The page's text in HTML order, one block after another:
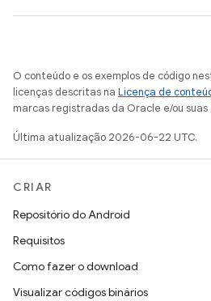
O conteúdo e os exemplos de código
licenças descritas na Licença de
marcas registradas da Oracle e/ou suas
Última atualização 2026-06-22 UTC.
CRIAR
Repositório do Android
Requisitos
Como fazer o download
Visualizar códigos binários